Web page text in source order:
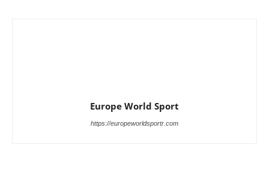
Europe World Sport
https://europeworldsportr.com